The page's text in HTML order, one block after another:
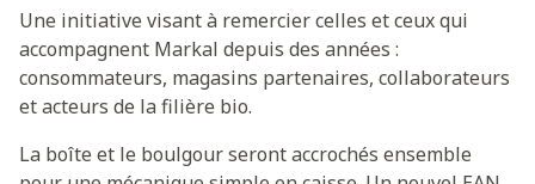
Une initiative visant à remercier celles et ceux qui
accompagnent Markal depuis des années :
consommateurs, magasins partenaires, collaborateurs
et acteurs de la filière bio.
La boîte et le boulgour seront accrochés ensemble